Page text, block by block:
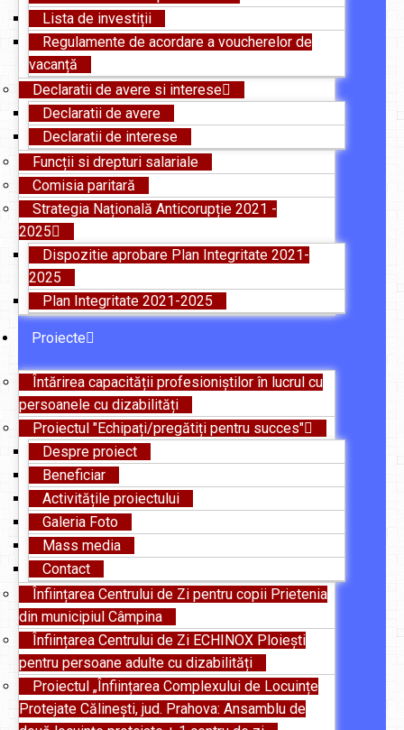
Lista de investiții
Regulamente de acordare a voucherelor de
vacanță
Declaratii de avere si interese
Declaratii de avere
Declaratii de interese
Funcții si drepturi salariale
Comisia paritară
Strategia Națională Anticorupție 2021 -
2025
Dispozitie aprobare Plan Integritate 2021-
2025
Plan Integritate 2021-2025
Proiecte
Întărirea capacității profesioniștilor în lucrul cu
persoanele cu dizabilități
Proiectul "Echipați/pregătiți pentru succes"
Despre proiect
Beneficiar
Activitățile proiectului
Galeria Foto
Mass media
Contact
Înființarea Centrului de Zi pentru copii Prietenia
din municipiul Câmpina
Înființarea Centrului de Zi ECHINOX Ploiești
pentru persoane adulte cu dizabilități
Proiectul „Înființarea Complexului de Locuințe
Protejate Călinești, jud. Prahova: Ansamblu de